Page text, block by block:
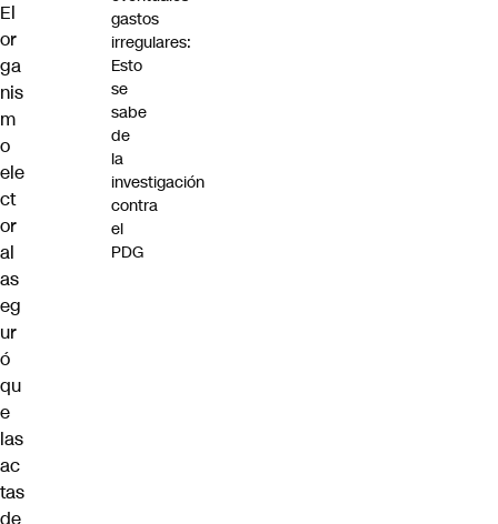
El
or
ga
nis
m
o
ele
ct
or
al
as
eg
ur
ó
qu
e
las
ac
tas
de
gastos
irregulares:
Esto
se
sabe
de
la
investigación
contra
el
PDG